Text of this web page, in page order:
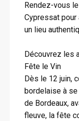
Rendez-vous
Cypressat pour
un lieu
Découvrez les
Fête le Vin
Dès le 12 juin,
bordelaise à
de Bordeaux,
fleuve, la fête